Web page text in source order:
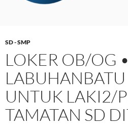
SD - SMP
LOKER OB/OG
LABUHANBATU
UNTUK LAKI2/
TAMATAN SD